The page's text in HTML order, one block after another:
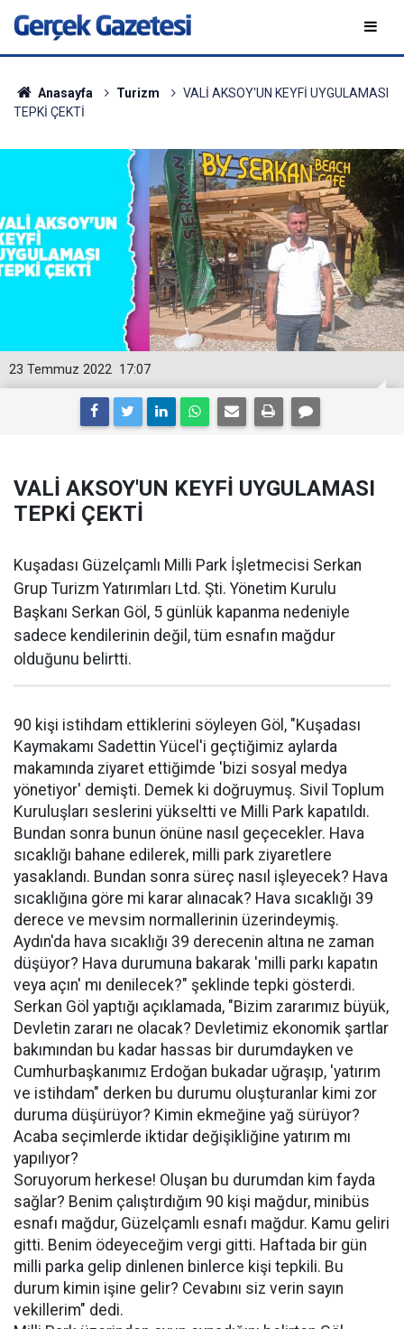
Anasayfa Turizm
VALİ AKSOY'UN KEYFİ UYGULAMASI
TEPKİ ÇEKTİ
17:07
23 Temmuz 2022
VALİ AKSOY'UN KEYFİ UYGULAMASI
TEPKİ ÇEKTİ
Kuşadası Güzelçamlı Milli Park İşletmecisi Serkan
Grup Turizm Yatırımları Ltd. Şti. Yönetim Kurulu
Başkanı Serkan Göl, 5 günlük kapanma nedeniyle
sadece kendilerinin değil, tüm esnafın mağdur
olduğunu belirtti.
90 kişi istihdam ettiklerini söyleyen Göl, "Kuşadası
Kaymakamı Sadettin Yücel'i geçtiğimiz aylarda
makamında ziyaret ettiğimde 'bizi sosyal medya
yönetiyor' demişti. Demek ki doğruymuş. Sivil Toplum
Kuruluşları seslerini yükseltti ve Milli Park kapatıldı.
Bundan sonra bunun önüne nasıl geçecekler. Hava
sıcaklığı bahane edilerek, milli park ziyaretlere
yasaklandı. Bundan sonra süreç nasıl işleyecek? Hava
sıcaklığına göre mi karar alınacak? Hava sıcaklığı 39
derece ve mevsim normallerinin üzerindeymiş.
Aydın'da hava sıcaklığı 39 derecenin altına ne zaman
düşüyor? Hava durumuna bakarak 'milli parkı kapatın
veya açın' mı denilecek?" şeklinde tepki gösterdi.
Serkan Göl yaptığı açıklamada, "Bizim zararımız büyük,
Devletin zararı ne olacak? Devletimiz ekonomik şartlar
bakımından bu kadar hassas bir durumdayken ve
Cumhurbaşkanımız Erdoğan bukadar uğraşıp, 'yatırım
ve istihdam" derken bu durumu oluşturanlar kimi zor
duruma düşürüyor? Kimin ekmeğine yağ sürüyor?
Acaba seçimlerde iktidar değişikliğine yatırım mı
yapılıyor?
Soruyorum herkese! Oluşan bu durumdan kim fayda
sağlar? Benim çalıştırdığım 90 kişi mağdur, minibüs
esnafı mağdur, Güzelçamlı esnafı mağdur. Kamu geliri
gitti. Benim ödeyeceğim vergi gitti. Haftada bir gün
milli parka gelip dinlenen binlerce kişi tepkili. Bu
durum kimin işine gelir? Cevabını siz verin sayın
vekillerim" dedi.